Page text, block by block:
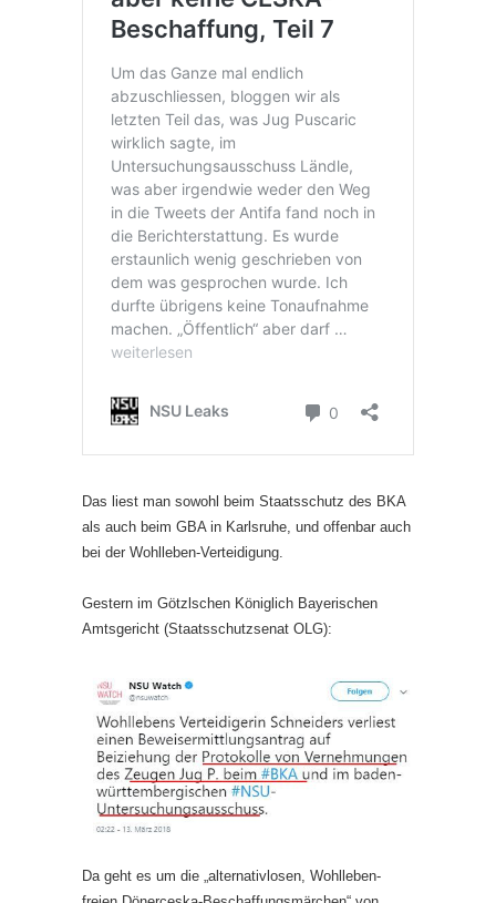
Das liest man sowohl beim Staatsschutz des BKA
als auch beim GBA in Karlsruhe, und offenbar auch
bei der Wohlleben-Verteidigung.
Gestern im Götzlschen Königlich Bayerischen
Amtsgericht (Staatsschutzsenat OLG):
Da geht es um die „alternativlosen, Wohlleben-